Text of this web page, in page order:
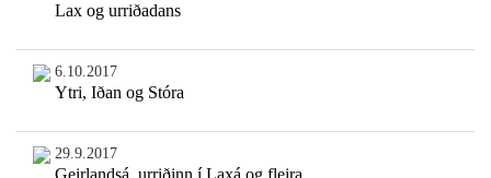
Lax og urriðadans
6.10.2017
Ytri, Iðan og Stóra
29.9.2017